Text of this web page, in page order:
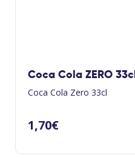
Coca Cola ZERO 33cl
Coca Cola Zero 33cl
1,70€